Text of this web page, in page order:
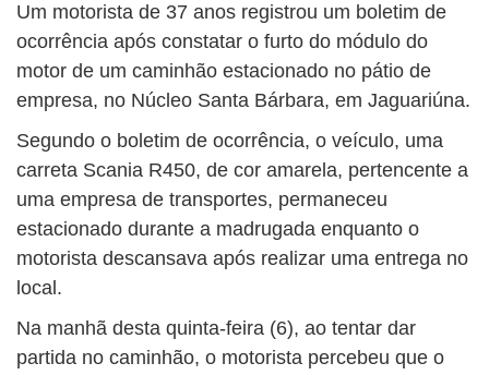
Um motorista de 37 anos registrou um boletim de
ocorrência após constatar o furto do módulo do
motor de um caminhão estacionado no pátio de
empresa, no Núcleo Santa Bárbara, em Jaguariúna.
Segundo o boletim de ocorrência, o veículo, uma
carreta Scania R450, de cor amarela, pertencente a
uma empresa de transportes, permaneceu
estacionado durante a madrugada enquanto o
motorista descansava após realizar uma entrega no
local.
Na manhã desta quinta-feira (6), ao tentar dar
partida no caminhão, o motorista percebeu que o